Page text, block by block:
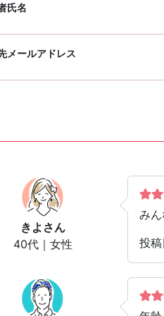
氏名
メールアドレス
きよ さん
40代｜女性
みん
投